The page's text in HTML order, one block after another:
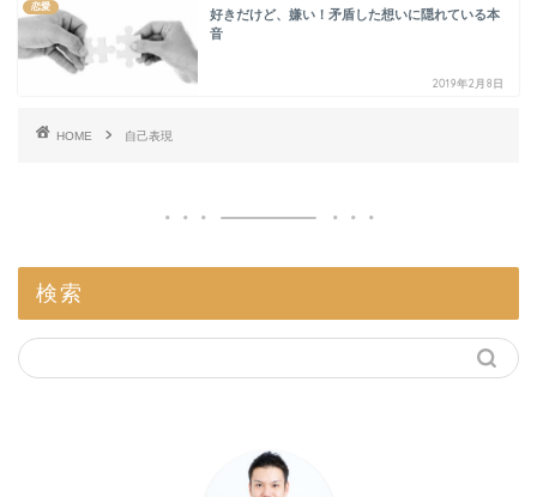
恋愛
好きだけど、嫌い！矛盾した想いに隠れている本
音
2019年2月8日
HOME 自己表現
検索